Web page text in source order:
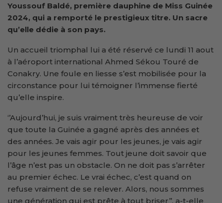
Youssouf Baldé, première dauphine de Miss Guinée
2024, qui a remporté le prestigieux titre. Un sacre
qu’elle dédie à son pays.
Un accueil triomphal lui a été réservé ce lundi 11 aout
à l’aéroport international Ahmed Sékou Touré de
Conakry. Une foule en liesse s’est mobilisée pour la
circonstance pour lui témoigner l’immense fierté
qu’elle inspire.
‘’Aujourd’hui, je suis vraiment très heureuse de voir
que toute la Guinée a gagné après des années et
des années. Je vais agir pour les jeunes, je vais agir
pour les jeunes femmes. Tout jeune doit savoir que
l’âge n’est pas un obstacle. On ne doit pas s’arrêter
au premier échec. Le vrai échec, c’est quand on
refuse vraiment de se relever. Alors, nous sommes
une génération qui est prête à tout briser’’, a-t-elle